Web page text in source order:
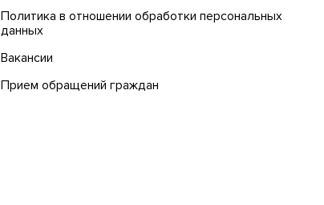
Политика в отношении обработки персональных
данных
Вакансии
Прием обращений граждан